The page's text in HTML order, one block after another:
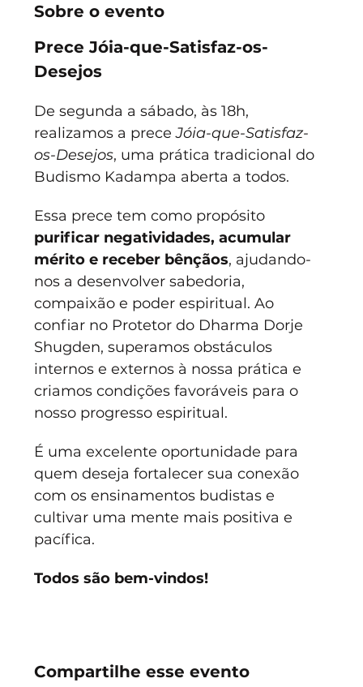
Sobre o evento
Prece Jóia-que-Satisfaz-os-
Desejos
De segunda a sábado, às 18h,
realizamos a prece Jóia-que-Satisfaz-
os-Desejos, uma prática tradicional do
Budismo Kadampa aberta a todos.
Essa prece tem como propósito
purificar negatividades, acumular
mérito e receber bênçãos, ajudando-
nos a desenvolver sabedoria,
compaixão e poder espiritual. Ao
confiar no Protetor do Dharma Dorje
Shugden, superamos obstáculos
internos e externos à nossa prática e
criamos condições favoráveis para o
nosso progresso espiritual.
É uma excelente oportunidade para
quem deseja fortalecer sua conexão
com os ensinamentos budistas e
cultivar uma mente mais positiva e
pacífica.
Todos são bem-vindos!
Compartilhe esse evento